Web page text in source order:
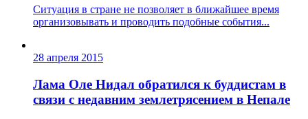
Ситуация в стране не позволяет в ближайшее время
организовывать и проводить подобные события...
28 апреля 2015
Лама Оле Нидал обратился к буддистам в
связи с недавним землетрясением в Непале